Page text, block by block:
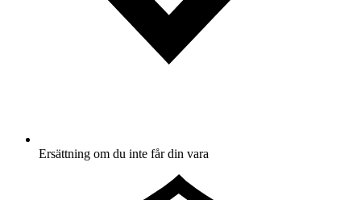
Ersättning om du inte får din vara